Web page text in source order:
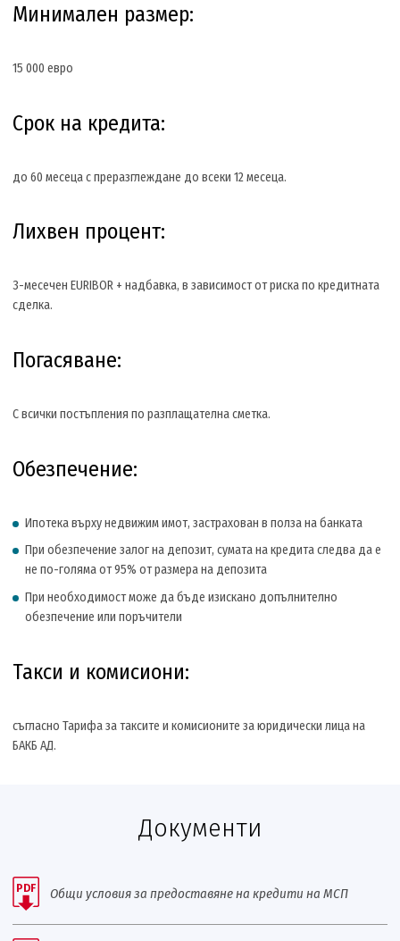
Минимален размер:
15 000 евро
Срок на кредита:
до 60 месеца с преразглеждане до всеки 12 месеца.
Лихвен процент:
3-месечен EURIBOR + надбавка, в зависимост от риска по кредитната
сделка.
Погасяване:
С всички постъпления по разплащателна сметка.
Обезпечение:
Ипотека върху недвижим имот, застрахован в полза на банката
При обезпечение залог на депозит, сумата на кредита следва да е
не по-голяма от 95% от размера на депозита
При необходимост може да бъде изискано допълнително
обезпечение или поръчители
Такси и комисиони:
съгласно Тарифа за таксите и комисионите за юридически лица на
БАКБ АД.
Документи
PDF Общи условия за предоставяне на кредити на МСП